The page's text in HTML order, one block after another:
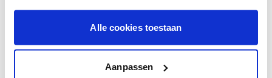
Alle cookies toestaan
Aanpassen
Krijg ineens een technologische check-up